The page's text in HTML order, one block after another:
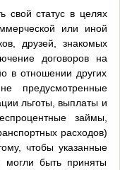
свой статус в целях
или иной
друзей, знакомых
договоров на
в отношении других
предусмотренные
льготы, выплаты и
займы,
расходов)
чтобы указанные
могли быть приняты